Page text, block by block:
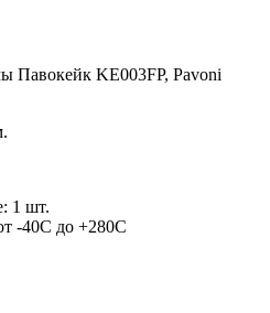
Павокейк KE003FP, Pavoni
1 шт.
-40С до +280С